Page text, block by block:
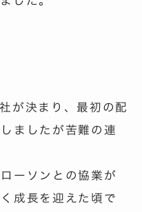
が決まり、最初の配
ましたが苦難の連
ーソンとの協業が
成長を迎えた頃で